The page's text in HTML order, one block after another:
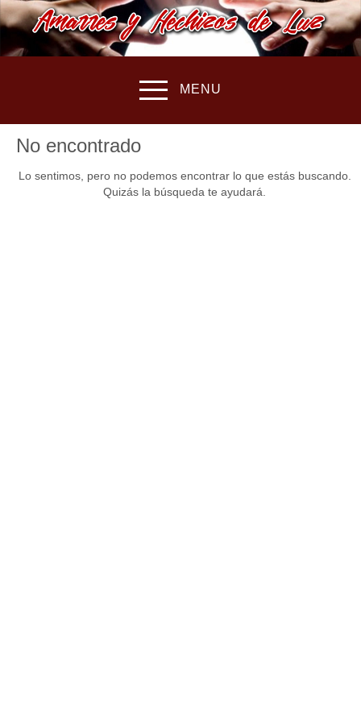
MENU
No encontrado
Lo sentimos, pero no podemos encontrar lo que estás buscando.
Quizás la búsqueda te ayudará.